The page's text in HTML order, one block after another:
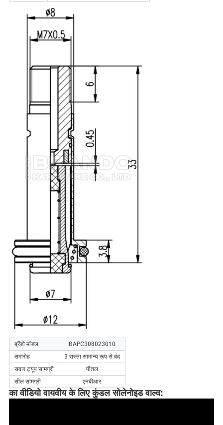
ब्रैंडो मॉडल
BAPC308023010
समारोह
3 रास्ता सामान्य रूप से बंद
सवार ट्यूब सामग्री
पीतल
सील सामग्री
एनबीआर
का वीडियोवायवीय के लिए कुंडलसोलेनोइड वाल्व: